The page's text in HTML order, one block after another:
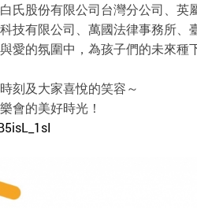
氏股份有限公司台灣分公司、
技有限公司、萬國法律事務所
愛的氛圍中，為孩子們的未來種
刻及大家喜悅的笑容～
會的美好時光！